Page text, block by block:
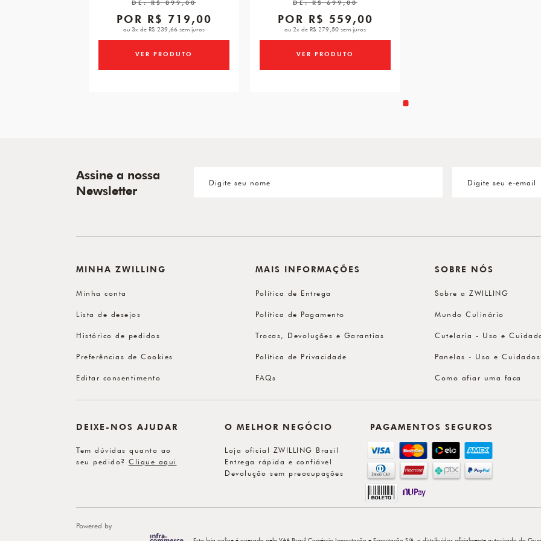
DE:R$ 899,00
POR R$ 719,00
ou 3x de R$ 239,66 sem juros
VER PRODUTO
DE:R$ 699,00
POR R$ 559,00
ou 2x de R$ 279,50 sem juros
VER PRODUTO
Assine a nossa
Newsletter
MINHA ZWILLING
Minha conta
Lista de desejos
Histórico de pedidos
Preferências de Cookies
Editar consentimento
MAIS INFORMAÇÕES
Política de Entrega
Política de Pagamento
Trocas, Devoluções e Garantias
Política de Privacidade
FAQs
SOBRE NÓS
Sobre a ZWILLING
Mundo Culinário
Cutelaria - Uso e
Panelas - Uso e Cuidados
Como afiar uma faca
DEIXE-NOS AJUDAR
Tem dúvidas quanto ao
seu pedido? Clique aqui
O MELHOR NEGÓCIO
Loja oficial ZWILLING Brasil
Entrega rápida e confiável
Devolução sem preocupações
PAGAMENTOS SEGUROS
Powered by